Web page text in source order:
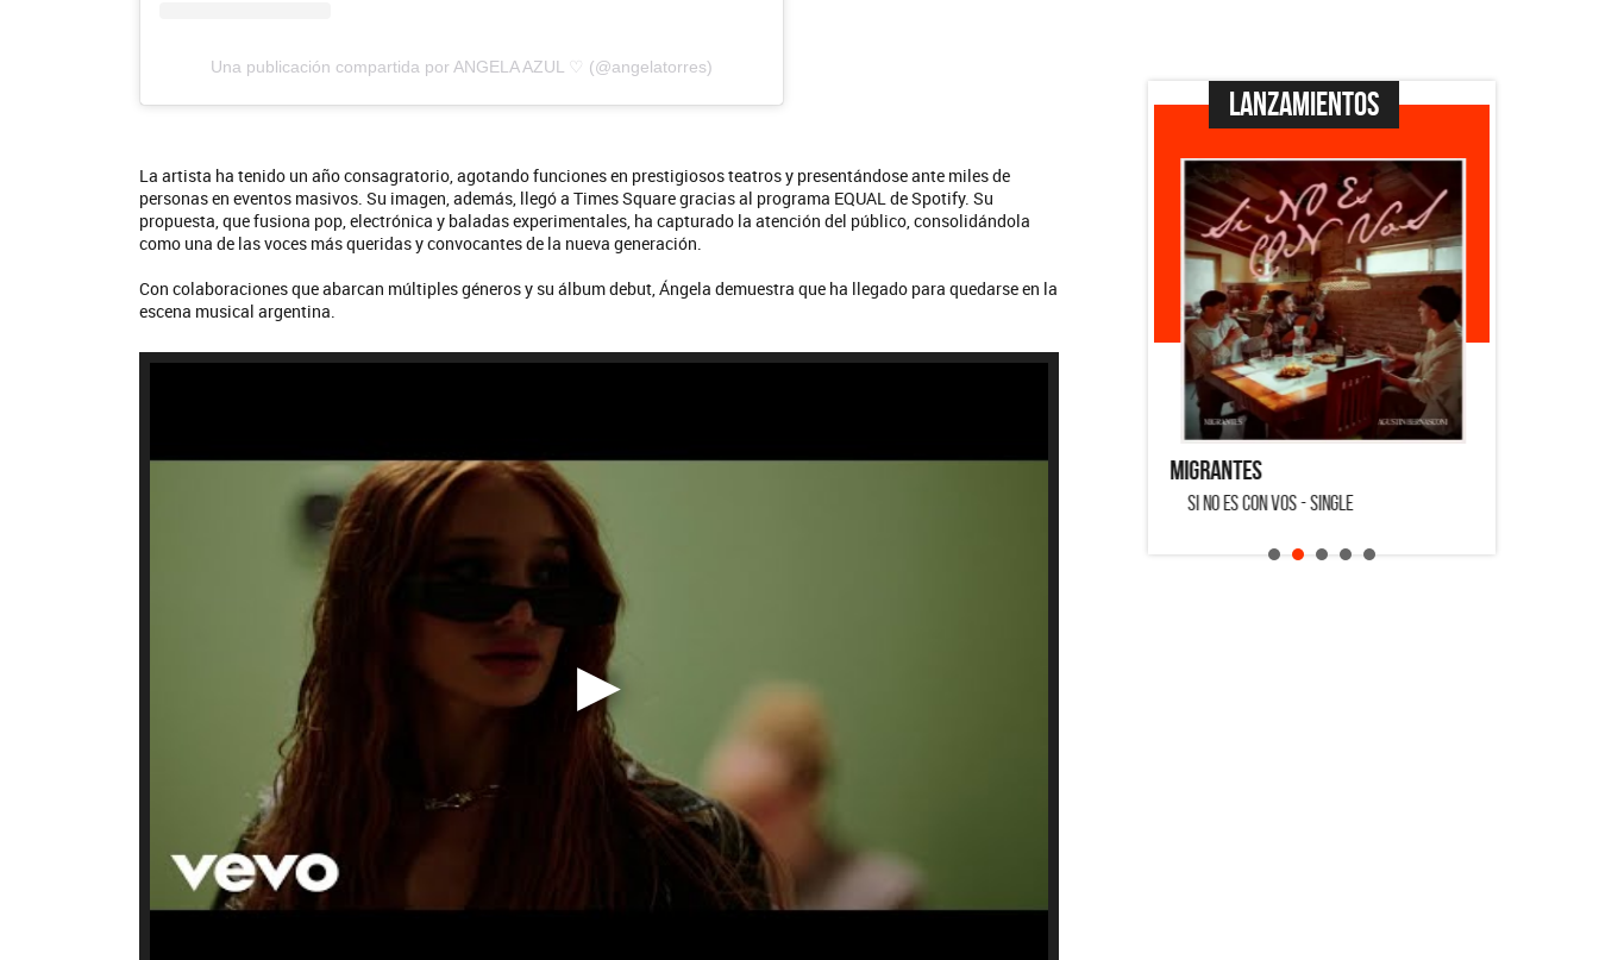
Una publicación compartida por ANGELA AZUL ♡ (@angelatorres)
La artista ha tenido un año consagratorio, agotando funciones en prestigiosos teatros y presentándose ante miles de
personas en eventos masivos. Su imagen, además, llegó a Times Square gracias al programa EQUAL de Spotify. Su
propuesta, que fusiona pop, electrónica y baladas experimentales, ha capturado la atención del público, consolidándola
como una de las voces más queridas y convocantes de la nueva generación.
Con colaboraciones que abarcan múltiples géneros y su álbum debut, Ángela demuestra que ha llegado para quedarse en la
escena musical argentina.
Lanzamientos
La Muela y Sus Amigos
QUE NO SE MUELA LA MUELA - SINGLE
La Joaqui Migrantes
SI NO ES CON VOS - SINGLE